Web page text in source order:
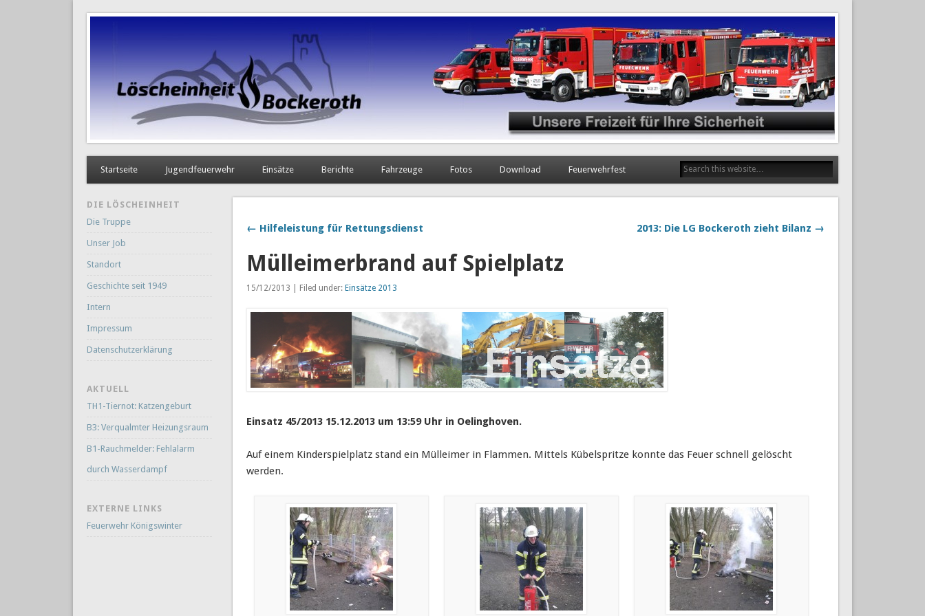
Startseite Jugendfeuerwehr Einsätze Berichte Fahrzeuge Fotos Download Feuerwehrfest
← Hilfeleistung für Rettungsdienst 2013: Die LG Bockeroth zieht Bilanz →
Mülleimerbrand auf Spielplatz
15/12/2013 | Filed under: Einsätze 2013
Einsatz 45/2013 15.12.2013 um 13:59 Uhr in Oelinghoven.
Auf einem Kinderspielplatz stand ein Mülleimer in Flammen. Mittels Kübelspritze konnte das Feuer schnell gelöscht
werden.
DIE LÖSCHEINHEIT
Die Truppe
Unser Job
Standort
Geschichte seit 1949
Intern
Impressum
Datenschutzerklärung
AKTUELL
TH1-Tiernot: Katzengeburt
B3: Verqualmter Heizungsraum
B1-Rauchmelder: Fehlalarm
durch Wasserdampf
EXTERNE LINKS
Feuerwehr Königswinter